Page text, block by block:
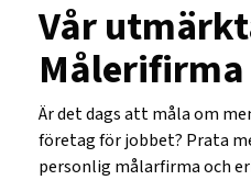
Vår
Målerifirma
Är det dags att måla om
företag för jobbet? Prata
personlig målarfirma och